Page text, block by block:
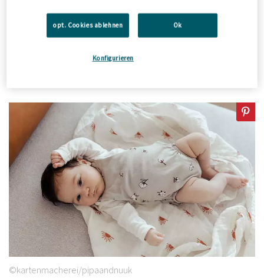
wickeln, ohne jedesmal Wasser holen zu müssen."
Lest auch gern unsere Tipps, wie ihr eure
©kartenmacherei/pipaandnuuk
opt. Cookies ablehnen Ok
Konfigurieren